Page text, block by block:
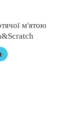
м'ятою